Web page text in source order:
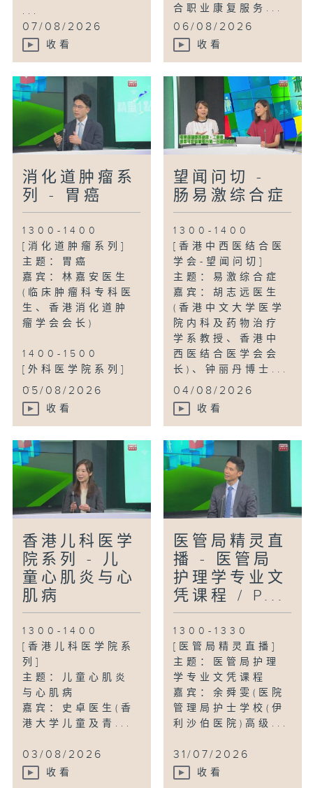
...
07/08/2026
收看
合职业康复服务...
06/08/2026
收看
消化道肿瘤系
列 - 胃癌
1300-1400
[消化道肿瘤系列]
主题：胃癌
嘉宾：林嘉安医生
(临床肿瘤科专科医
生、香港消化道肿
瘤学会会长)
1400-1500
[外科医学院系列]
...
05/08/2026
收看
望闻问切 -
肠易激综合症
1300-1400
[香港中西医结合医
学会-望闻问切]
主题：易激综合症
嘉宾：胡志远医生
(香港中文大学医学
院内科及药物治疗
学系教授、香港中
西医结合医学会会
长)、钟丽丹博士...
04/08/2026
收看
香港儿科医学
院系列 - 儿
童心肌炎与心
肌病
1300-1400
[香港儿科医学院系
列]
主题：儿童心肌炎
与心肌病
嘉宾：史卓医生(香
港大学儿童及青...
03/08/2026
收看
医管局精灵直
播 - 医管局
护理学专业文
凭课程 / P...
1300-1330
[医管局精灵直播]
主题：医管局护理
学专业文凭课程
嘉宾：余舜雯(医院
管理局护士学校(伊
利沙伯医院)高级...
31/07/2026
收看